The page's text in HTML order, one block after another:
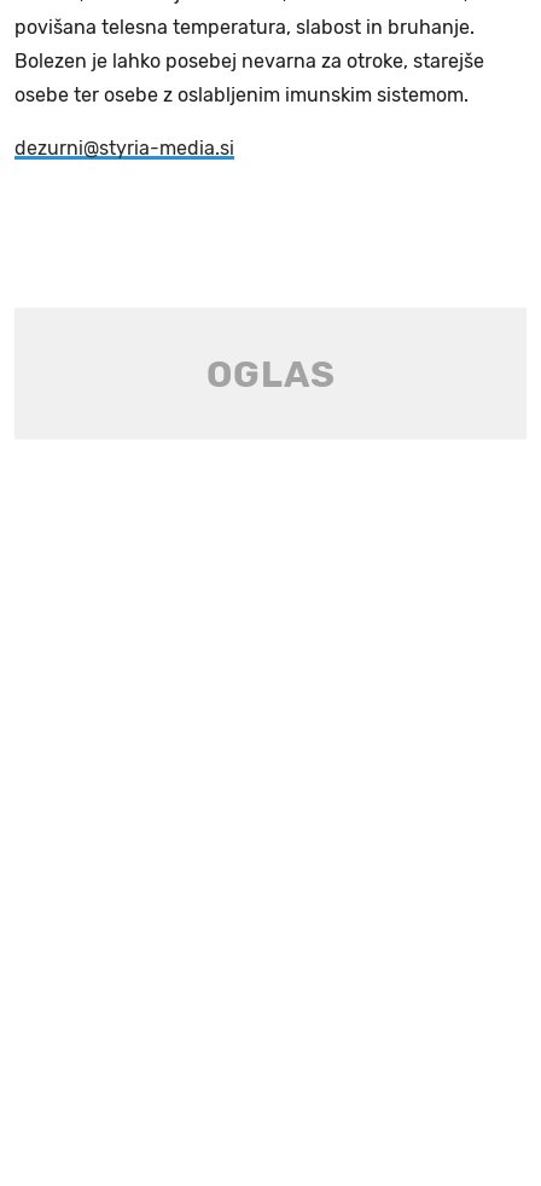
povišana telesna temperatura, slabost in bruhanje.
Bolezen je lahko posebej nevarna za otroke, starejše
osebe ter osebe z oslabljenim imunskim sistemom.
dezurni@styria-media.si